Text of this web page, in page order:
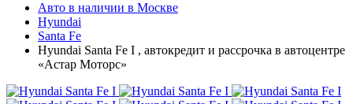
Авто в наличии в Москве
Hyundai
Santa Fe
Hyundai Santa Fe I , автокредит и рассрочка в автоцентре
«Астар Моторс»